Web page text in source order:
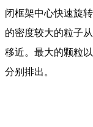
闭框架中心快速旋
的密度较大的粒子
移近。最大的颗粒
分别排出。